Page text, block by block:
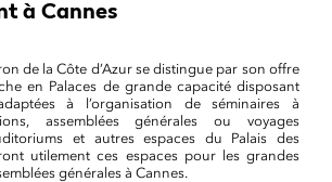
à Cannes
de la Côte d’Azur se distingue par son offre
en Palaces de grande capacité disposant
à l’organisation de séminaires à
assemblées générales ou voyages
et autres espaces du Palais des
utilement ces espaces pour les grandes
générales à Cannes.